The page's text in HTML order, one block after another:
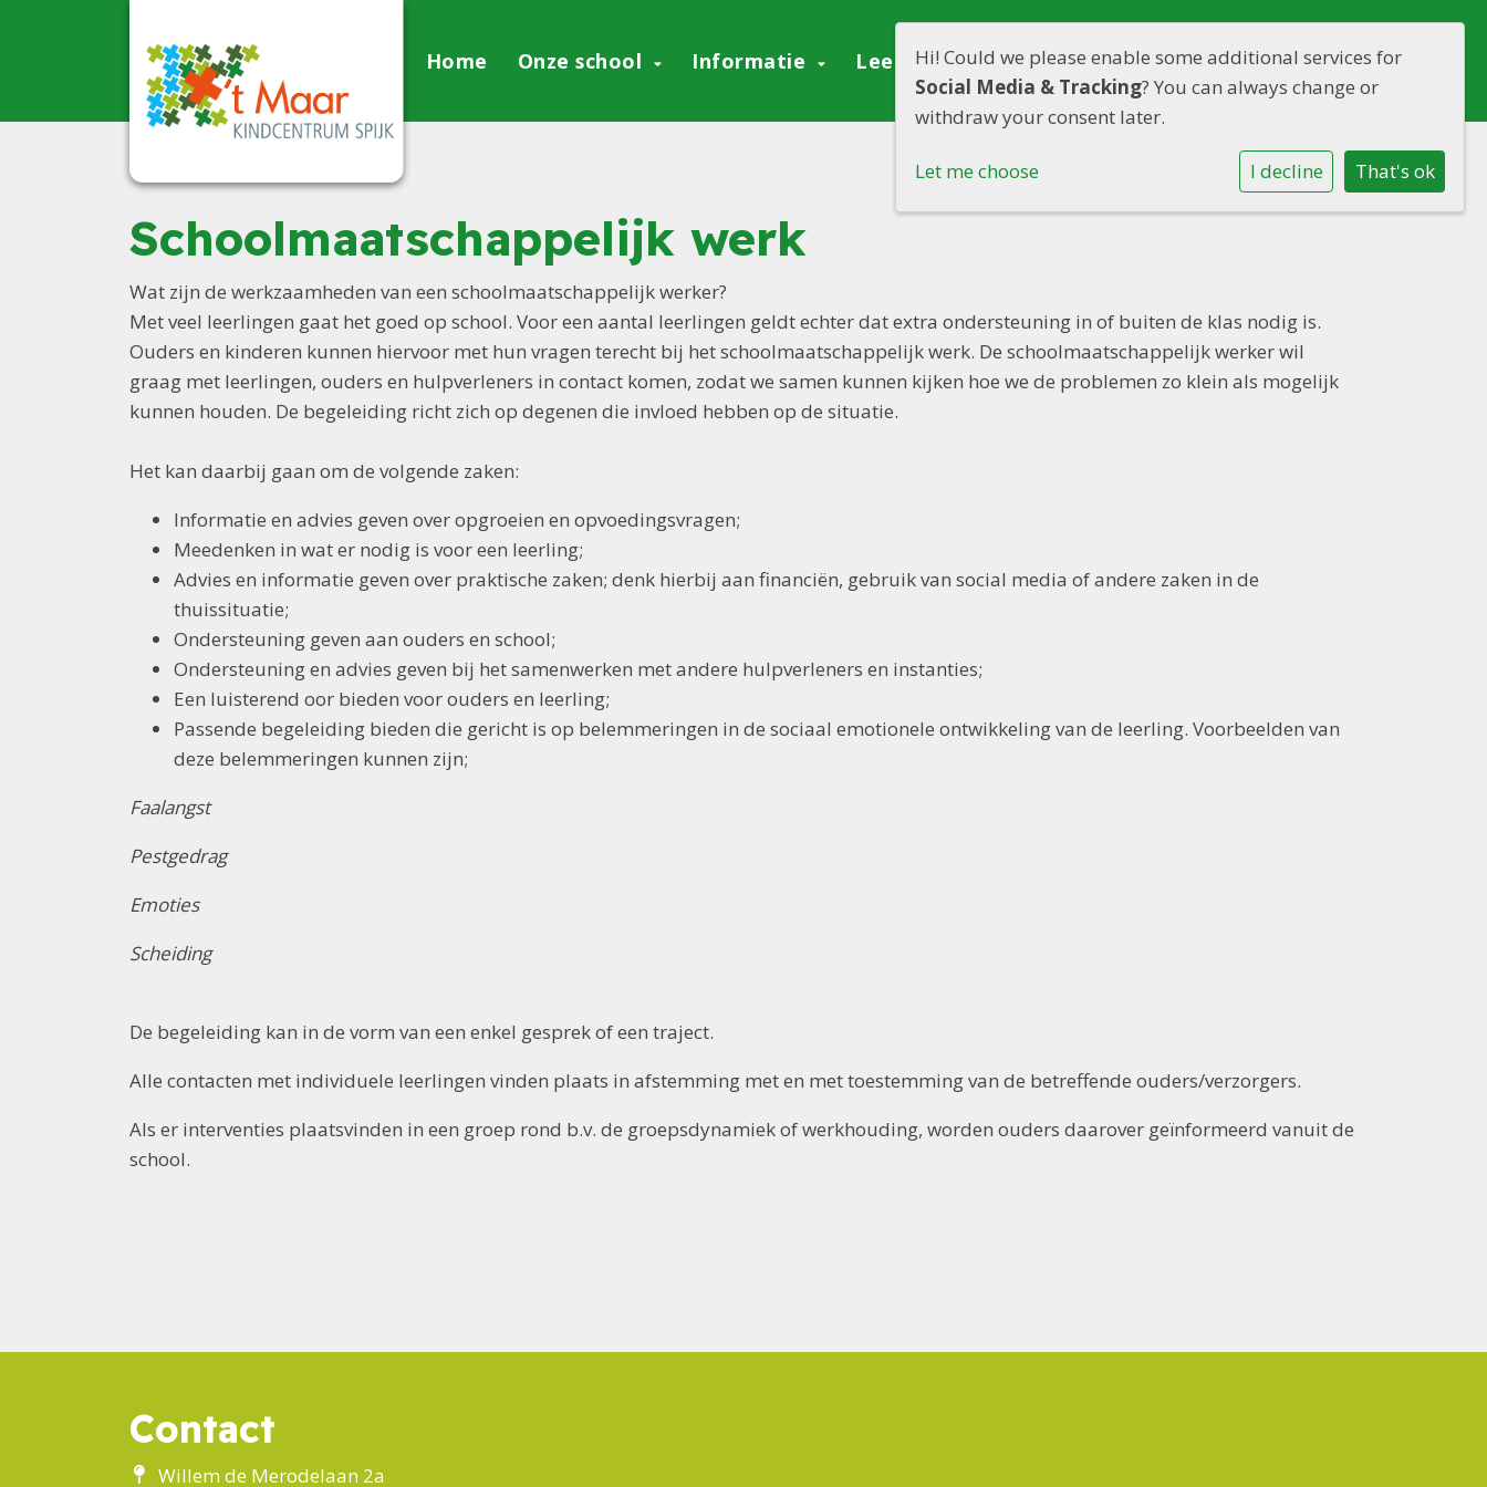
Home Onze school Informatie Leerling aanmelden Contact
Schoolmaatschappelijk werk
Wat zijn de werkzaamheden van een schoolmaatschappelijk werker?
Met veel leerlingen gaat het goed op school. Voor een aantal leerlingen geldt echter dat extra ondersteuning in of buiten de klas nodig is.
Ouders en kinderen kunnen hiervoor met hun vragen terecht bij het schoolmaatschappelijk werk. De schoolmaatschappelijk werker wil
graag met leerlingen, ouders en hulpverleners in contact komen, zodat we samen kunnen kijken hoe we de problemen zo klein als mogelijk
kunnen houden. De begeleiding richt zich op degenen die invloed hebben op de situatie.
Het kan daarbij gaan om de volgende zaken:
Informatie en advies geven over opgroeien en opvoedingsvragen;
Meedenken in wat er nodig is voor een leerling;
Advies en informatie geven over praktische zaken; denk hierbij aan financiën, gebruik van social media of andere zaken in de
thuissituatie;
Ondersteuning geven aan ouders en school;
Ondersteuning en advies geven bij het samenwerken met andere hulpverleners en instanties;
Een luisterend oor bieden voor ouders en leerling;
Passende begeleiding bieden die gericht is op belemmeringen in de sociaal emotionele ontwikkeling van de leerling. Voorbeelden van
deze belemmeringen kunnen zijn;
Faalangst
Pestgedrag
Emoties
Scheiding
De begeleiding kan in de vorm van een enkel gesprek of een traject.
Alle contacten met individuele leerlingen vinden plaats in afstemming met en met toestemming van de betreffende ouders/verzorgers.
Als er interventies plaatsvinden in een groep rond b.v. de groepsdynamiek of werkhouding, worden ouders daarover geïnformeerd vanuit de
school.
Contact
Willem de Merodelaan 2a
Hi! Could we please enable some additional services for
Social Media & Tracking? You can always change or
withdraw your consent later.
Let me choose I decline That's ok